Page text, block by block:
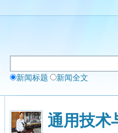
新闻标题 新闻全文
通用技术